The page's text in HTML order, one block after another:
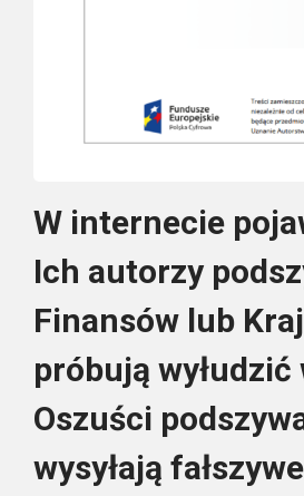
W internecie
Ich autorzy
Finansów lub
próbują
Oszuści
wysyłają